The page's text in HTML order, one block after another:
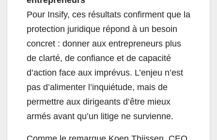
Pour Insify, ces résultats confirment que la
protection juridique répond à un besoin
concret : donner aux entrepreneurs plus
de clarté, de confiance et de capacité
d’action face aux imprévus. L’enjeu n’est
pas d’alimenter l’inquiétude, mais de
permettre aux dirigeants d’être mieux
armés avant qu’un litige ne survienne.